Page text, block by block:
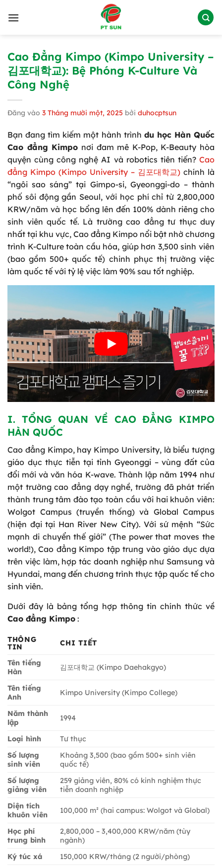
qua
Cao Đẳng Kimpo (Kimpo University –
김포대학교): Bệ Phóng K-Culture Và
Công Nghệ
Đăng vào 3 Tháng mười một, 2025 bởi duhocptsun
Bạn đang tìm kiếm một hành trình du học Hàn Quốc
Cao đẳng Kimpo nơi đam mê K-Pop, K-Beauty hòa
quyện cùng công nghệ AI và robotics tiên tiến?Cao
đẳng Kimpo (Kimpo University – 김포대학교) chính là
“ngôi sao sáng” tại Gimpo-si, Gyeonggi-do – thành
phố sôi động gần Seoul, với học phí chỉ từ 2,800,000
KRW/năm và học bổng lên đến 100% dành riêng cho
sinh viên quốc tế. Là trường cao đẳng tư thục duy
nhất tại khu vực, Cao đẳng Kimpo nổi bật nhờ chương
trình K-Culture toàn cầu hóa, giúp hơn 3,500 sinh viên
(bao gồm 500+ quốc tế) chinh phục thị trường việc
làm quốc tế với tỷ lệ việc làm 90% sau tốt nghiệp.
I. TỔNG QUAN VỀ CAO ĐẲNG KIMPO
HÀN QUỐC
Cao đẳng Kimpo, hay Kimpo University, là biểu tượng
giáo dục thực tiễn tại tỉnh Gyeonggi – vùng đất của
đổi mới và văn hóa K-wave. Thành lập năm 1994 như
một trường cao đẳng dạy nghề, trường đã phát triển
thành trung tâm đào tạo toàn cầu với hai khuôn viên:
Wolgot Campus (truyền thống) và Global Campus
(hiện đại tại Han River New City). Với sứ mệnh “Sức
mạnh di chuyển thế giới” (The power that moves the
world!), Cao đẳng Kimpo tập trung vào giáo dục dựa
trên việc làm, hợp tác doanh nghiệp như Samsung và
Hyundai, mang đến chương trình thực tập quốc tế cho
sinh viên.
Dưới đây là bảng tổng hợp thông tin chính thức về
Cao đẳng Kimpo :
THÔNG
TIN
CHI TIẾT
Tên tiếng
Hàn
김포대학교 (Kimpo Daehakgyo)
Tên tiếng
Anh
Kimpo University (Kimpo College)
Năm thành
lập
1994
Loại hình
Tư thục
Số lượng
sinh viên
Khoảng 3,500 (bao gồm 500+ sinh viên
quốc tế)
Số lượng
giảng viên
259 giảng viên, 80% có kinh nghiệm thực
tiễn doanh nghiệp
Diện tích
khuôn viên
100,000 m² (hai campus: Wolgot và Global)
Học phí
trung bình
2,800,000 – 3,400,000 KRW/năm (tùy
ngành)
Ký túc xá
150,000 KRW/tháng (2 người/phòng)